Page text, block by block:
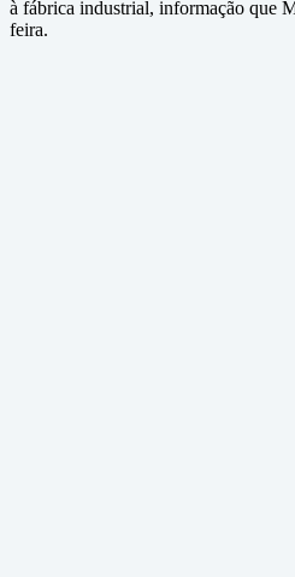
à fábrica industrial, informação que
feira.